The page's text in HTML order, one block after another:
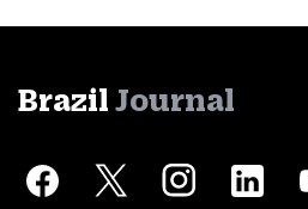
Brazil Journal